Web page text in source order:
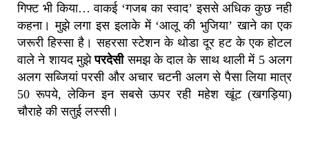
गिफ्ट भी किया… वाकई ‘गजब का स्वाद’ इससे अधिक कुछ नही
कहना। मुझे लगा इस इलाके में ‘आलू की भुजिया’ खाने का एक
जरूरी हिस्सा है। सहरसा स्टेशन के थोडा दूर हट के एक होटल
वाले ने शायद मुझेपरदेसीसमझ के दाल के साथ थाली में 5 अलग
अलग सब्जियां परसी और अचार चटनी अलग से पैसा लिया मात्र
50 रूपये, लेकिन इन सबसे ऊपर रही महेश खूंट (खगड़िया)
चौराहे की सतुई लस्सी।